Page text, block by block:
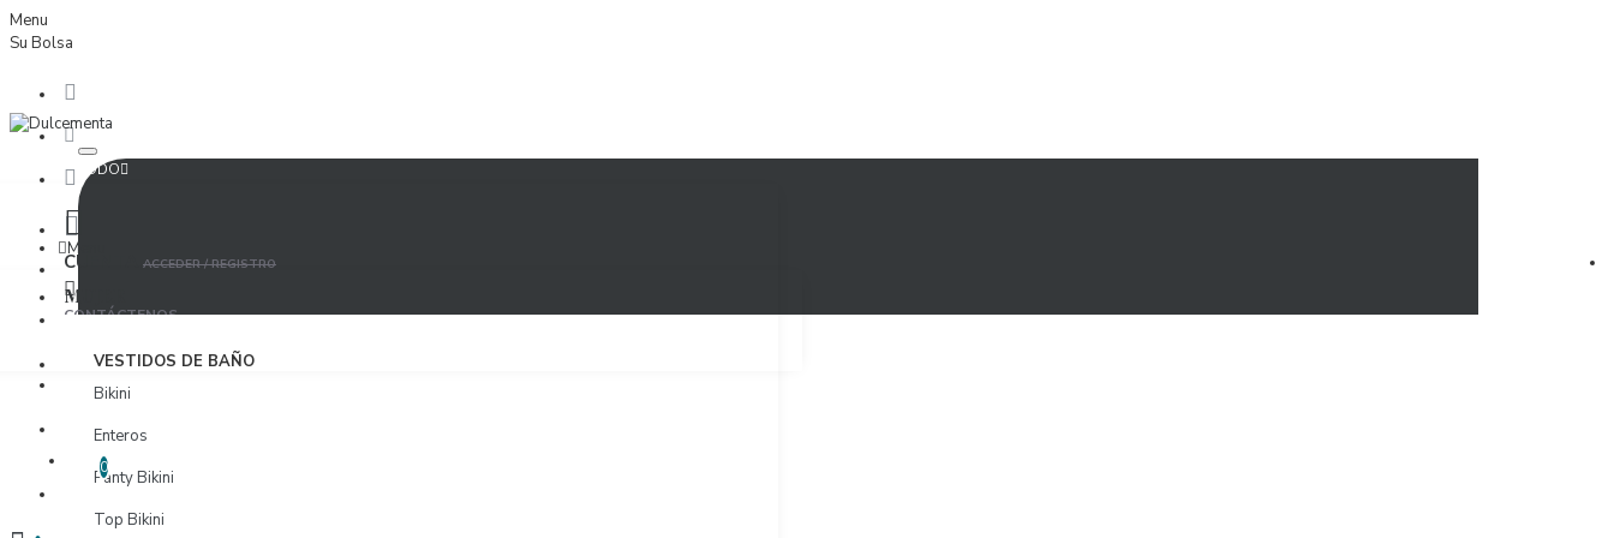
Menu
Su Bolsa
CONTÁCTENOS
TODO
CUENTA ACCEDER / REGISTRO
LISTA DE DESEOS
0
Menu
MUJER
VESTIDOS DE BAÑO
Bikini
Enteros
Panty Bikini
Top Bikini
ACCEDER
PROVEEDORES